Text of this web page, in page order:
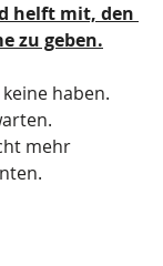
helft mit, den
zu geben.
haben.
mehr